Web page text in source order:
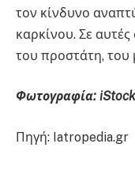
τον κίνδυνο
καρκίνου. Σε
του προστάτη, του
Φωτογραφία: iStock
Πηγή: Iatropedia.gr